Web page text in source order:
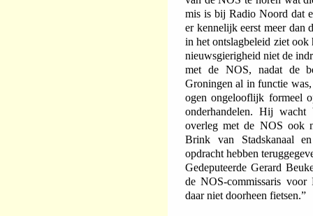
mis is bij Radio Noord dat
er kennelijk eerst meer dan
in het ontslagbeleid ziet ook
nieuwsgierigheid niet de
met de NOS, nadat de
Groningen al in functie
ogen ongelooflijk formeel
onderhandelen. Hij wacht
overleg met de NOS ook
Brink van Stadskanaal
opdracht hebben
Gedeputeerde Gerard
de NOS-commissaris
daar niet doorheen fietsen.”